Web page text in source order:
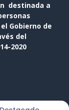
destinada a
Gobierno de
del
2020